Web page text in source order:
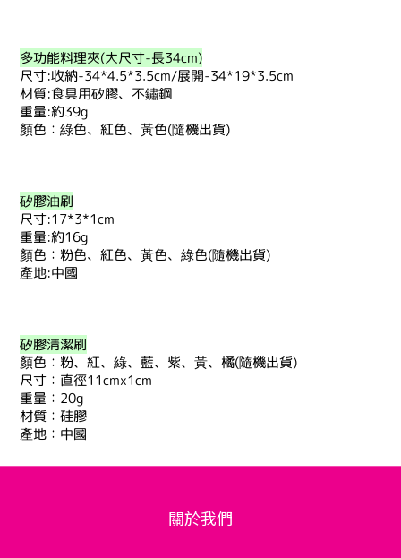
多功能料理夾(大尺寸-長34cm)
尺寸:收納-34*4.5*3.5cm/展開-34*19*3.5cm
材質:食具用矽膠、不鏽鋼
重量:約39g
顏色：綠色、紅色、黃色(隨機出貨)
矽膠油刷
尺寸:17*3*1cm
重量:約16g
顏色：粉色、紅色、黃色、綠色(隨機出貨)
產地:中國
矽膠清潔刷
顏色：粉、紅、綠、藍、紫、黃、橘(隨機出貨)
尺寸：直徑11cmx1cm
重量：20g
材質：硅膠
產地：中國
關於我們